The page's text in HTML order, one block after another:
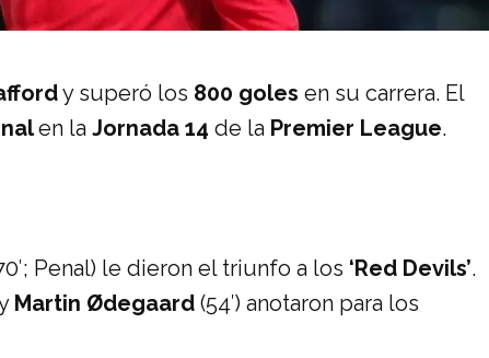
y superó los 800 goles en su carrera. El
en la Jornada 14 de la Premier League.
Penal) le dieron el triunfo a los ‘Red Devils’.
Martin Ødegaard (54′) anotaron para los